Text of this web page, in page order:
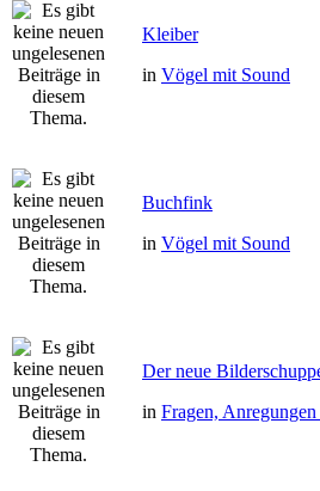
Kleiber
in Vögel mit Sound
Buchfink
in Vögel mit Sound
Der neue
in Fragen,